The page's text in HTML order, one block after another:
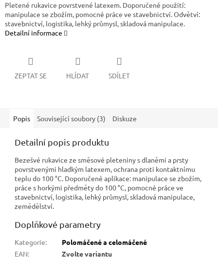
Pletené rukavice povrstvené latexem. Doporučené použití:
manipulace se zbožím, pomocné práce ve stavebnictví. Odvětví:
stavebnictví, logistika, lehký průmysl, skladová manipulace.
Detailní informace
ZEPTAT SE HLÍDAT SDÍLET
Popis Související soubory (3) Diskuze
Detailní popis produktu
Bezešvé rukavice ze směsové pleteniny s dlaněmi a prsty
povrstvenými hladkým latexem, ochrana proti kontaktnímu
teplu do 100 °C. Doporučené aplikace: manipulace se zbožím,
práce s horkými předměty do 100 °C, pomocné práce ve
stavebnictví, logistika, lehký průmysl, skladová manipulace,
zemědělství.
Doplňkové parametry
Kategorie:
Polomáčené a celomáčené
EAN:
Zvolte variantu